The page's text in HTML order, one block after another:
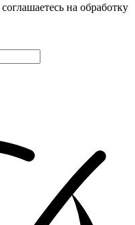
на обработку